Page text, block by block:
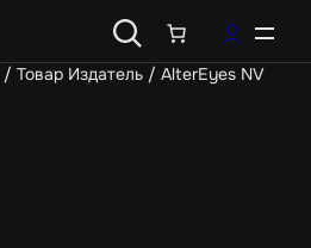
/ Товар Издатель / AlterEyes NV